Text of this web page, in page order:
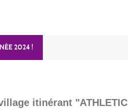
2024 !
itinérant "ATHLETIC